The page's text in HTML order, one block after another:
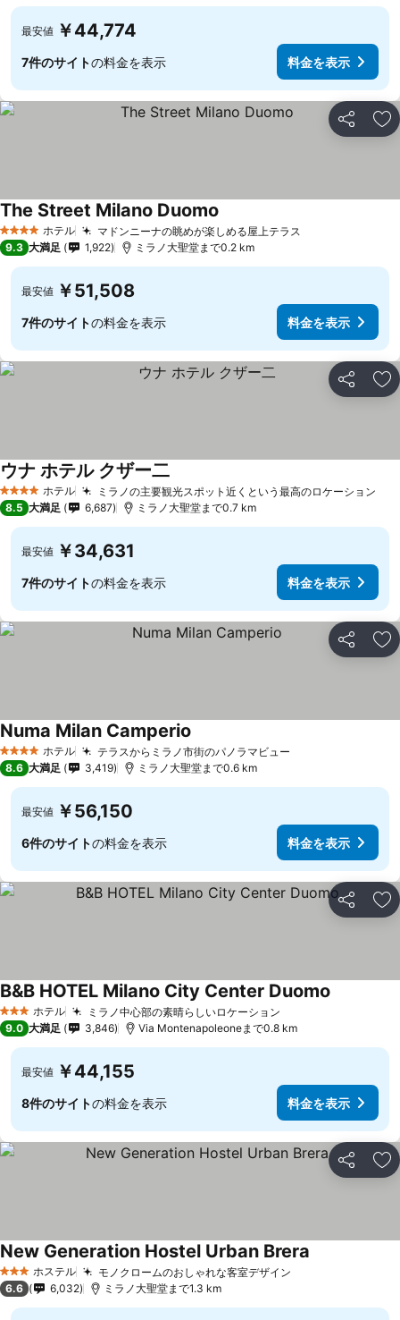
最安値 ￥44,774
7件のサイトの料金を表示 料金を表示
シェア お
4 ホテルのランク
ホテル マドンニーナの眺めが楽しめる屋上テラス
The Street Milano Duomo
9.3 大満足 1,922 ミラノ大聖堂まで0.2 km
最安値 ￥51,508
7件のサイトの料金を表示 料金を表示
シェア お
4 ホテルのランク
ホテル ミラノの主要観光スポット近くという最高のロケーション
ウナ ホテル クザー二
8.5 大満足 6,687 ミラノ大聖堂まで0.7 km
最安値 ￥34,631
7件のサイトの料金を表示 料金を表示
シェア お
4 ホテルのランク
ホテル テラスからミラノ市街のパノラマビュー
Numa Milan Camperio
8.6 大満足 3,419 ミラノ大聖堂まで0.6 km
最安値 ￥56,150
6件のサイトの料金を表示 料金を表示
シェア お
3 ホテルのランク
ホテル ミラノ中心部の素晴らしいロケーション
B&B HOTEL Milano City Center Duomo
9.0 大満足 3,846 Via Montenapoleoneまで0.8 km
最安値 ￥44,155
8件のサイトの料金を表示 料金を表示
シェア お
3 ホテルのランク
ホステル モノクロームのおしゃれな客室デザイン
New Generation Hostel Urban Brera
6.6 6,032 ミラノ大聖堂まで1.3 km